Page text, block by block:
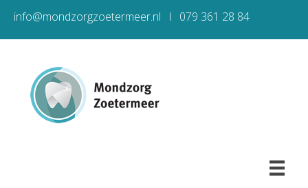
info@mondzorgzoetermeer.nl l 079 361 28 84